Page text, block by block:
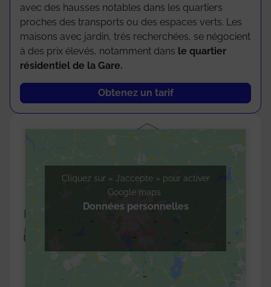
avec des hausses notables dans les quartiers
proches des transports ou des espaces verts. Les
maisons avec jardin, très recherchées, se négocient
à des prix élevés, notamment dans le quartier
résidentiel de la Gare.
Obtenez un tarif
Cliquez sur « J’accepte » pour activer
Google maps
Données personnelles
J’accepte